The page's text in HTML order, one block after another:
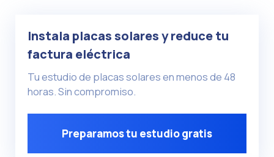
Instala placas solares y reduce tu
factura eléctrica
Tu estudio de placas solares en menos de 48
horas. Sin compromiso.
Preparamos tu estudio gratis